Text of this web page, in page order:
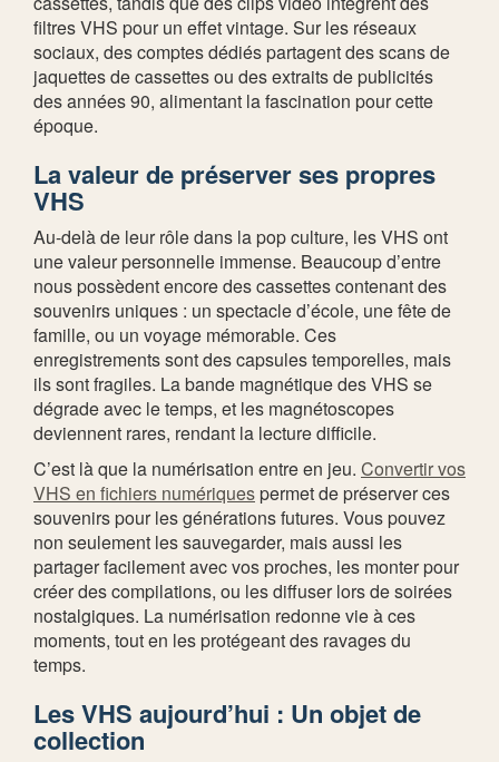
filtres VHS pour un effet vintage. Sur les réseaux
sociaux, des comptes dédiés partagent des scans de
jaquettes de cassettes ou des extraits de publicités
des années 90, alimentant la fascination pour cette
époque.
La valeur de préserver ses propres
VHS
Au-delà de leur rôle dans la pop culture, les VHS ont
une valeur personnelle immense. Beaucoup d’entre
nous possèdent encore des cassettes contenant des
souvenirs uniques : un spectacle d’école, une fête de
famille, ou un voyage mémorable. Ces
enregistrements sont des capsules temporelles, mais
ils sont fragiles. La bande magnétique des VHS se
dégrade avec le temps, et les magnétoscopes
deviennent rares, rendant la lecture difficile.
C’est là que la numérisation entre en jeu. Convertir vos
VHS en fichiers numériquespermet de préserver ces
souvenirs pour les générations futures. Vous pouvez
non seulement les sauvegarder, mais aussi les
partager facilement avec vos proches, les monter pour
créer des compilations, ou les diffuser lors de soirées
nostalgiques. La numérisation redonne vie à ces
moments, tout en les protégeant des ravages du
temps.
Les VHS aujourd’hui : Un objet de
collection